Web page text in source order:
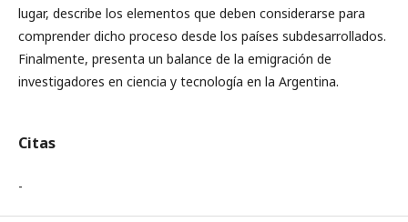
lugar, describe los elementos que deben considerarse para
comprender dicho proceso desde los países subdesarrollados.
Finalmente, presenta un balance de la emigración de
investigadores en ciencia y tecnología en la Argentina.
Citas
-